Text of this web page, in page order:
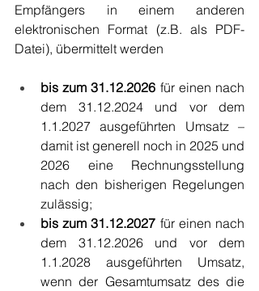
Empfängers in einem anderen
elektronischen Format (z.B. als PDF-
Datei), übermittelt werden
bis zum 31.12.2026 für einen nach
dem 31.12.2024 und vor dem
1.1.2027 ausgeführten Umsatz –
damit ist generell noch in 2025 und
2026 eine Rechnungsstellung
nach den bisherigen Regelungen
zulässig;
bis zum 31.12.2027 für einen nach
dem 31.12.2026 und vor dem
1.1.2028 ausgeführten Umsatz,
wenn der Gesamtumsatz des die